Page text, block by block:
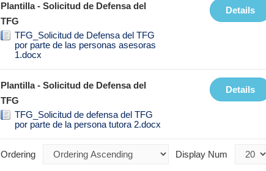
Plantilla - Solicitud de Defensa del
TFG
TFG_Solicitud de Defensa del TFG
por parte de las personas asesoras
1.docx
Details
Plantilla - Solicitud de Defensa del
TFG
TFG_Solicitud de defensa del TFG
por parte de la persona tutora 2.docx
Details
Ordering Display Num